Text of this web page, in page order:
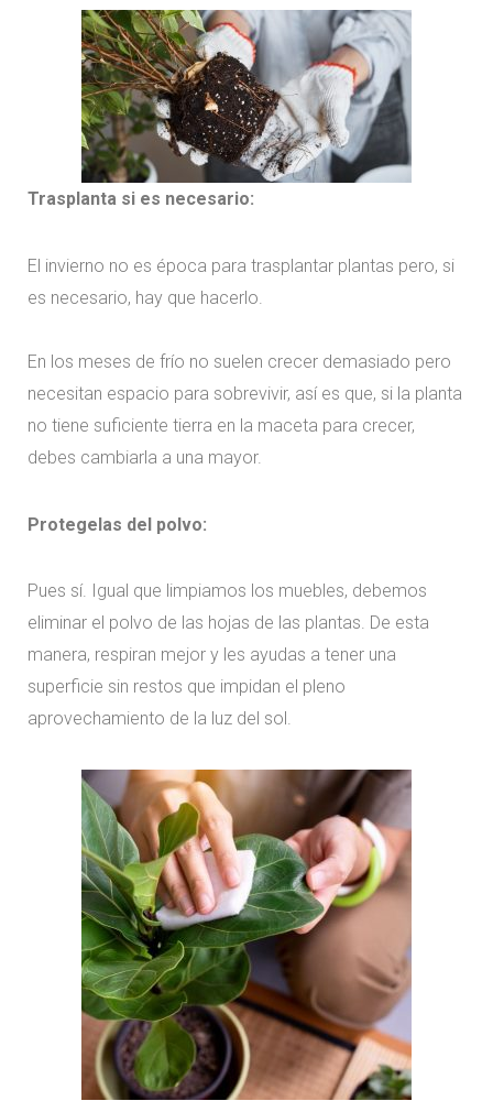
Trasplanta si es necesario:
El invierno no es época para trasplantar plantas pero, si
es necesario, hay que hacerlo.
En los meses de frío no suelen crecer demasiado pero
necesitan espacio para sobrevivir, así es que, si la planta
no tiene suficiente tierra en la maceta para crecer,
debes cambiarla a una mayor.
Protegelas del polvo:
Pues sí. Igual que limpiamos los muebles, debemos
eliminar el polvo de las hojas de las plantas. De esta
manera, respiran mejor y les ayudas a tener una
superficie sin restos que impidan el pleno
aprovechamiento de la luz del sol.